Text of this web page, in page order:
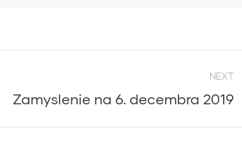
NEXT
Zamyslenie na 6. decembra 2019